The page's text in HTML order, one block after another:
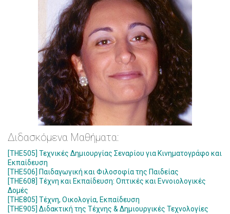
Διδασκόμενα Μαθήματα:
[THE505] Τεχνικές Δημιουργίας Σεναρίου για Κινηματογράφο και
Εκπαίδευση
[THE506] Παιδαγωγική και Φιλοσοφία της Παιδείας
[THE608] Τέχνη και Εκπαίδευση: Οπτικές και Εννοιολογικές
Δομές
[THE805] Τέχνη, Οικολογία, Εκπαίδευση
[THE905] Διδακτική της Τέχνης & Δημιουργικές Τεχνολογίες